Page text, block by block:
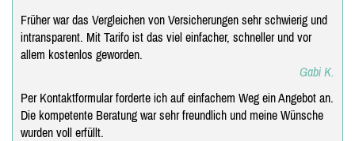
Früher war das Vergleichen von Versicherungen sehr schwierig und
intransparent. Mit Tarifo ist das viel einfacher, schneller und vor
allem kostenlos geworden.
Gabi K.
Per Kontaktformular forderte ich auf einfachem Weg ein Angebot an.
Die kompetente Beratung war sehr freundlich und meine Wünsche
wurden voll erfüllt.